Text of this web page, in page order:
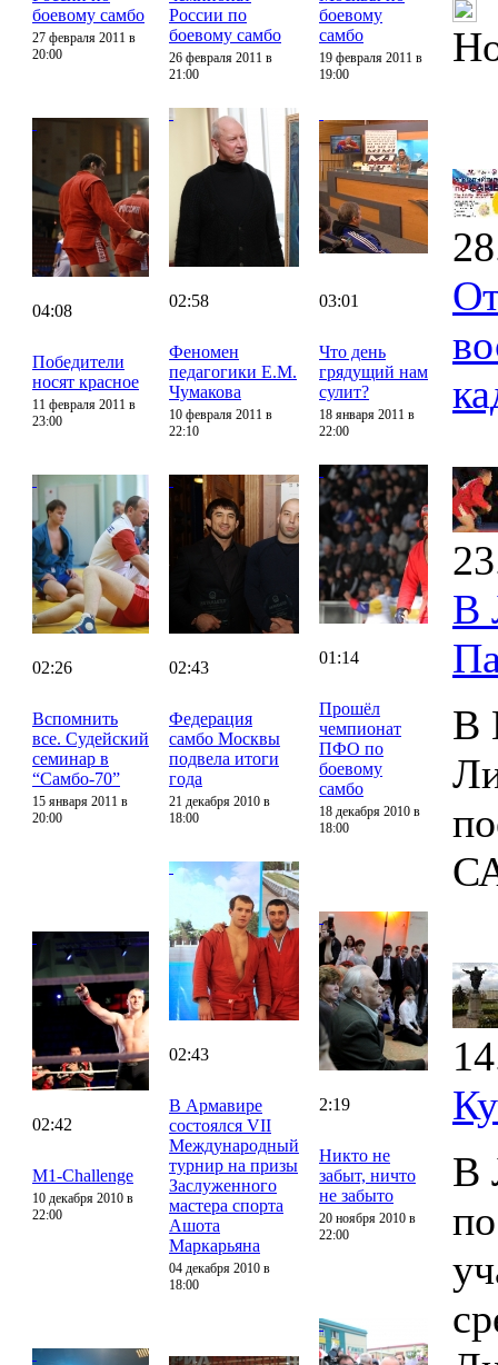
боевому самбо
27 февраля 2011 в
20:00
России по
боевому самбо
26 февраля 2011 в
21:00
боевому
самбо
19 февраля 2011 в
19:00
04:08
Победители
носят красное
11 февраля 2011 в
23:00
02:58
Феномен
педагогики Е.М.
Чумакова
10 февраля 2011 в
22:10
03:01
Что день
грядущий нам
сулит?
18 января 2011 в
22:00
02:26
Вспомнить
все. Судейский
семинар в
“Самбо-70”
15 января 2011 в
20:00
02:43
Федерация
самбо Москвы
подвела итоги
года
21 декабря 2010 в
18:00
01:14
Прошёл
чемпионат
ПФО по
боевому
самбо
18 декабря 2010 в
18:00
02:42
M1-Challenge
10 декабря 2010 в
22:00
02:43
В Армавире
состоялся VII
Международный
турнир на призы
Заслуженного
мастера спорта
Ашота
Маркарьяна
04 декабря 2010 в
18:00
2:19
Никто не
забыт, ничто
не забыто
20 ноября 2010 в
22:00
В
В
В